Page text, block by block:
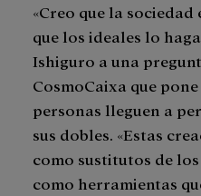
«Creo que la
que los ideales lo
Ishiguro a una
CosmoCaixa que
personas lleguen a
sus dobles. «Estas
como sustitutos de
como herramientas